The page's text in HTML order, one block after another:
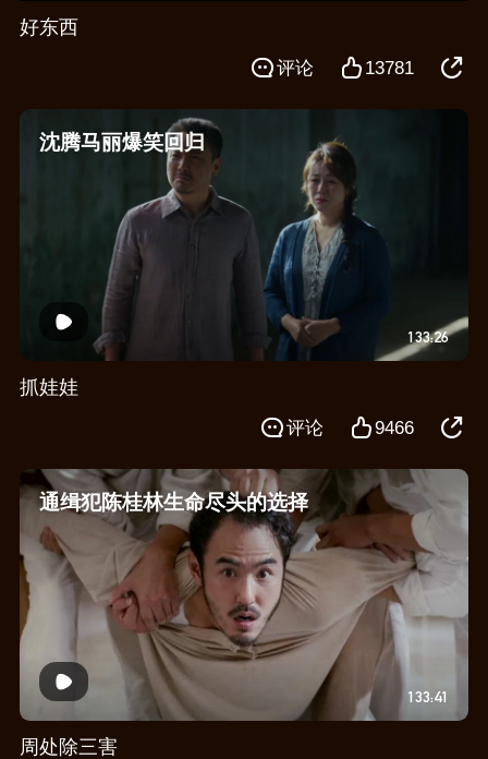
好东西
13781
评论
沈腾马丽爆笑回归
133:26
抓娃娃
9466
评论
通缉犯陈桂林生命尽头的选择
133:41
周处除三害